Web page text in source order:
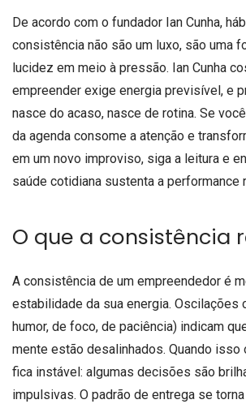
De acordo com o fundador Ian Cunha,
consistência não são um luxo, são uma
lucidez em meio à pressão. Ian Cunha
empreender exige energia previsível, e
nasce do acaso, nasce de rotina. Se
da agenda consome a atenção e
em um novo improviso, siga a leitura e
saúde cotidiana sustenta a performance
O que a consistência
A consistência de um empreendedor é
estabilidade da sua energia. Oscilações
humor, de foco, de paciência) indicam
mente estão desalinhados. Quando isso
fica instável: algumas decisões são
impulsivas. O padrão de entrega se